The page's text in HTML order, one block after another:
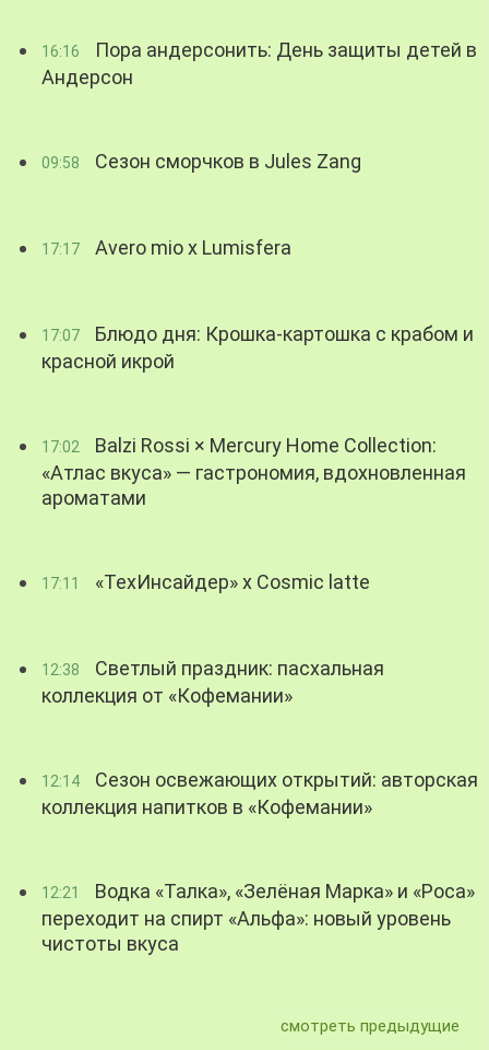
16:16
Пора андерсонить: День защиты детей в
Андерсон
09:58 Сезон сморчков в Jules Zang
17:17 Avero mio x Lumisfera
17:07
Блюдо дня: Крошка-картошка с крабом и
красной икрой
17:02
Balzi Rossi × Mercury Home Collection:
«Атлас вкуса» — гастрономия, вдохновленная
ароматами
17:11 «ТехИнсайдер» х Cosmic latte
12:38
Светлый праздник: пасхальная
коллекция от «Кофемании»
12:14
Сезон освежающих открытий: авторская
коллекция напитков в «Кофемании»
12:21
Водка «Талка», «Зелёная Марка» и «Роса»
переходит на спирт «Альфа»: новый уровень
чистоты вкуса
смотреть предыдущие